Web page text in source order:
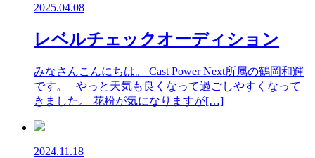
2025.04.08
レベルチェックオーディション
みなさんこんにちは。 Cast Power Next所属の鶴岡和輝
です。 やっと天気も良くなって過ごしやすくなって
きました。 花粉が気になりますが[…]
2024.11.18